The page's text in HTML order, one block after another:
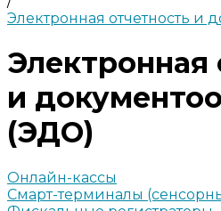
Электронная отчетность и
Электронная
и
(ЭДО)
Онлайн-кассы
Смарт-терминалы